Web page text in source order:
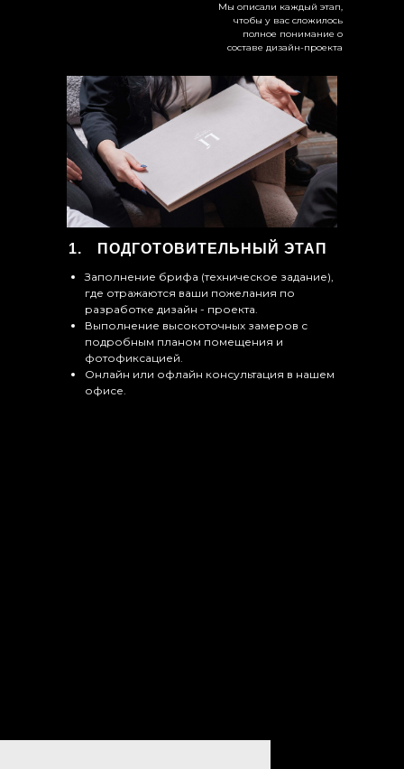
ПОДГОТОВИТЕЛЬНЫЙ ЭТАП
Заполнение брифа (техническое задание),
где отражаются ваши пожелания по
разработке дизайн - проекта.
Выполнение высокоточных замеров с
подробным планом помещения и
фотофиксацией.
Онлайн или офлайн консультация в нашем
офисе.
Мы описали каждый этап,
чтобы у вас сложилось
полное понимание о
составе дизайн-проекта